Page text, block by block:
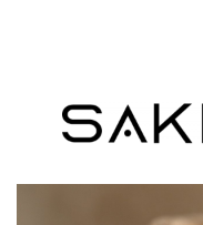
Charms
Pandantive